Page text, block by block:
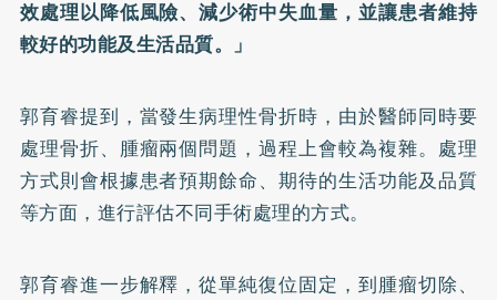
效處理以降低風險、減少術中失血量，並讓患者維持
較好的功能及生活品質。」
郭育睿提到，當發生病理性骨折時，由於醫師同時要
處理骨折、腫瘤兩個問題，過程上會較為複雜。處理
方式則會根據患者預期餘命、期待的生活功能及品質
等方面，進行評估不同手術處理的方式。
郭育睿進一步解釋，從單純復位固定，到腫瘤切除、